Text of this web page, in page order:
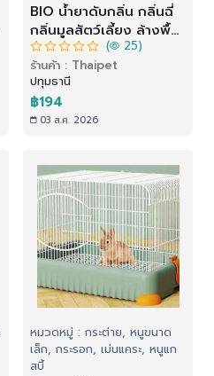
BIO น้ำยาดับกลิ่น กลิ่นฉี่
กลิ่นมูลสัตว์เลี้ยง ล้างพื้น
กลิ่นฉี่ ทำความสะอาด
ปราศจากเชื้อโรค กลิ่น
โอโซนบริสุทธิ์ 1,000 ml
( 25)
ร้านค้า : Thaipet
ปทุมธานี
฿194
03 ส.ค. 2026
หมวดหมู่ : กระต่าย, หนูขนาด
เล็ก, กระรอก, เม่นแคระ, หนูแก
สบี้